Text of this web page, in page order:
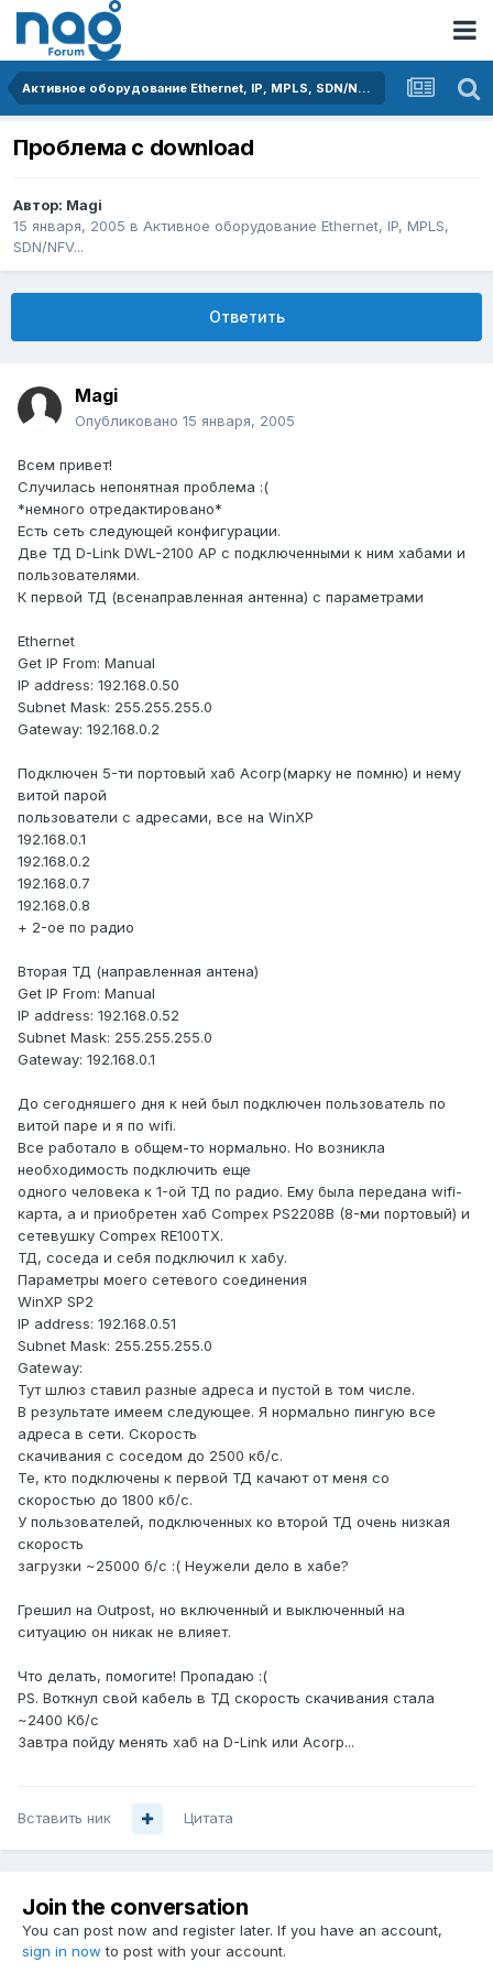
Активное оборудование Ethernet, IP, MPLS, SDN/NFV...
Проблема с download
Автор: Magi
15 января, 2005 в Активное оборудование Ethernet, IP, MPLS,
SDN/NFV...
Ответить
Magi
Опубликовано 15 января, 2005
Всем привет!
Случилась непонятная проблема :(
*немного отредактировано*
Есть сеть следующей конфигурации.
Две ТД D-Link DWL-2100 AP с подключенными к ним хабами и
пользователями.
К первой ТД (всенаправленная антенна) с параметрами
Ethernet
Get IP From: Manual
IP address: 192.168.0.50
Subnet Mask: 255.255.255.0
Gateway: 192.168.0.2
Подключен 5-ти портовый хаб Acorp(марку не помню) и нему
витой парой
пользователи с адресами, все на WinXP
192.168.0.1
192.168.0.2
192.168.0.7
192.168.0.8
+ 2-ое по радио
Вторая ТД (направленная антена)
Get IP From: Manual
IP address: 192.168.0.52
Subnet Mask: 255.255.255.0
Gateway: 192.168.0.1
До сегодняшего дня к ней был подключен пользователь по
витой паре и я по wifi.
Все работало в общем-то нормально. Но возникла
необходимость подключить еще
одного человека к 1-ой ТД по радио. Ему была передана wifi-
карта, а и приобретен хаб Compex PS2208B (8-ми портовый) и
сетевушку Compex RE100TX.
ТД, соседа и себя подключил к хабу.
Параметры моего сетевого соединения
WinXP SP2
IP address: 192.168.0.51
Subnet Mask: 255.255.255.0
Gateway:
Тут шлюз ставил разные адреса и пустой в том числе.
В результате имеем следующее. Я нормально пингую все
адреса в сети. Скорость
скачивания с соседом до 2500 кб/с.
Те, кто подключены к первой ТД качают от меня со
скоростью до 1800 кб/с.
У пользователей, подключенных ко второй ТД очень низкая
скорость
загрузки ~25000 б/c :( Неужели дело в хабе?
Грешил на Outpost, но включенный и выключенный на
ситуацию он никак не влияет.
Что делать, помогите! Пропадаю :(
PS. Воткнул свой кабель в ТД скорость скачивания стала
~2400 Кб/c
Завтра пойду менять хаб на D-Link или Acorp...
Вставить ник Цитата
Join the conversation
You can post now and register later. If you have an account,
sign in now to post with your account.